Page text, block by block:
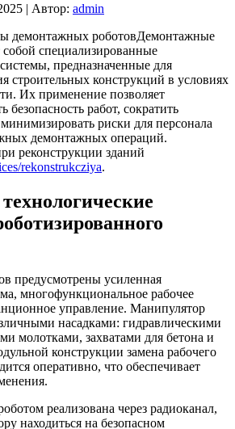
| Автор: admin
Демонтажные
специализированные
предназначенные для
строительных конструкций в условиях
Их применение позволяет
безопасность работ, сократить
риски для персонала
демонтажных операций.
реконструкции зданий
rekonstrukcziya.
предусмотрены усиленная
многофункциональное рабочее
управление. Манипулятор
насадками: гидравлическими
молотками, захватами для бетона и
конструкции замена рабочего
оперативно, что обеспечивает
реализована через радиоканал,
находиться на безопасном